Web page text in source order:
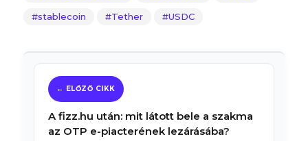
stablecoin Tether USDC
A fizz.hu után: mit látott bele a szakma
az OTP e-piacterének lezárásába?